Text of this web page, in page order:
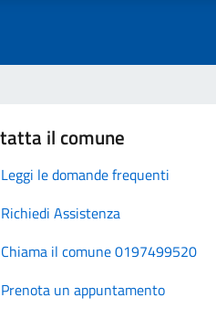
il comune
Leggi le domande frequenti
Richiedi Assistenza
Chiama il comune 0197499520
Prenota un appuntamento